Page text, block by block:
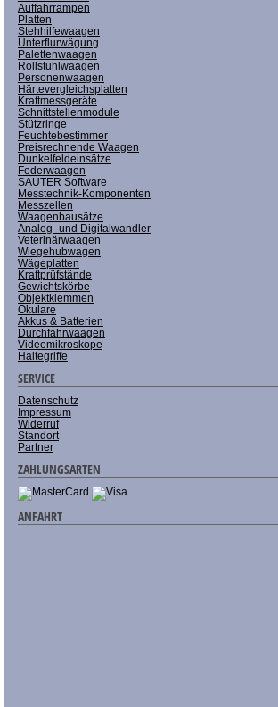
Auffahrrampen
Platten
Stehhilfewaagen
Unterflurwägung
Palettenwaagen
Rollstuhlwaagen
Personenwaagen
Härtevergleichsplatten
Kraftmessgeräte
Schnittstellenmodule
Stützringe
Feuchtebestimmer
Preisrechnende Waagen
Dunkelfeldeinsätze
Federwaagen
SAUTER Software
Messtechnik-Komponenten
Messzellen
Waagenbausätze
Analog- und Digitalwandler
Veterinärwaagen
Wiegehubwagen
Wägeplatten
Kraftprüfstände
Gewichtskörbe
Objektklemmen
Okulare
Akkus & Batterien
Durchfahrwaagen
Videomikroskope
Haltegriffe
SERVICE
Datenschutz
Impressum
Widerruf
Standort
Partner
ZAHLUNGSARTEN
ANFAHRT